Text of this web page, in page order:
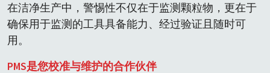
在洁净生产中，警惕性不仅在于监测颗粒物，更在于
确保用于监测的工具具备能力、经过验证且随时可
用。
PMS是您校准与维护的合作伙伴